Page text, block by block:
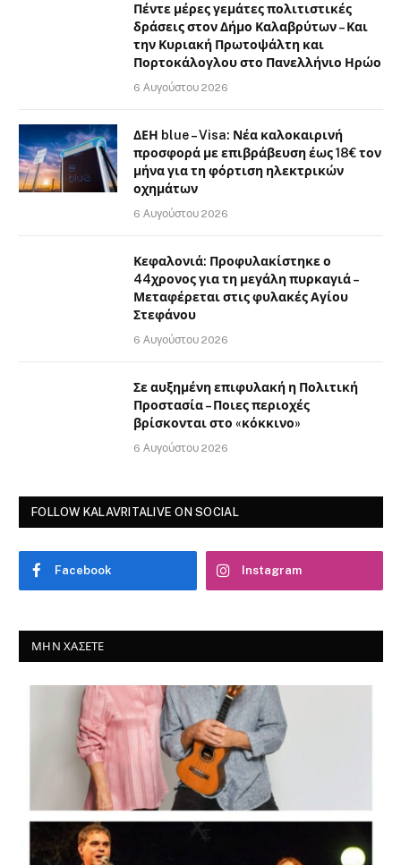
Πέντε μέρες γεμάτες πολιτιστικές
δράσεις στον Δήμο Καλαβρύτων – Και
την Κυριακή Πρωτοψάλτη και
Πορτοκάλογλου στο Πανελλήνιο Ηρώο
6 Αυγούστου 2026
ΔΕΗ blue – Visa: Νέα καλοκαιρινή
προσφορά με επιβράβευση έως 18€ τον
μήνα για τη φόρτιση ηλεκτρικών
οχημάτων
6 Αυγούστου 2026
Κεφαλονιά: Προφυλακίστηκε ο
44χρονος για τη μεγάλη πυρκαγιά –
Μεταφέρεται στις φυλακές Αγίου
Στεφάνου
6 Αυγούστου 2026
Σε αυξημένη επιφυλακή η Πολιτική
Προστασία – Ποιες περιοχές
βρίσκονται στο «κόκκινο»
6 Αυγούστου 2026
FOLLOW KALAVRITALIVE ON SOCIAL
Facebook Instagram
ΜΗΝ ΧΆΣΕΤΕ